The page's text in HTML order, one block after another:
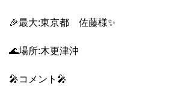
🎉最大:東京都 佐藤様✨
🌊場所:木更津沖
🎤コメント🎤